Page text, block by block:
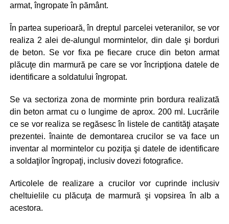
armat, îngropate în pământ.
În partea superioară, în dreptul parcelei veteranilor, se vor
realiza 2 alei de-alungul mormintelor, din dale şi borduri
de beton. Se vor fixa pe fiecare cruce din beton armat
plăcuţe din marmură pe care se vor încripţiona datele de
identificare a soldatului îngropat.
Se va sectoriza zona de morminte prin bordura realizată
din beton armat cu o lungime de aprox. 200 ml. Lucrările
ce se vor realiza se regăsesc în listele de cantităţi ataşate
prezentei. înainte de demontarea crucilor se va face un
inventar al mormintelor cu poziţia şi datele de identificare
a soldaţilor îngropaţi, inclusiv dovezi fotografice.
Articolele de realizare a crucilor vor cuprinde inclusiv
cheltuielile cu plăcuţa de marmură şi vopsirea în alb a
acestora.